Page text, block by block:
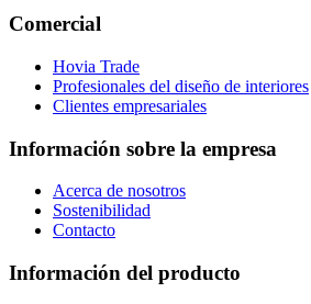
Comercial
Hovia Trade
Profesionales del diseño de interiores
Clientes empresariales
Información sobre la empresa
Acerca de nosotros
Sostenibilidad
Contacto
Información del producto